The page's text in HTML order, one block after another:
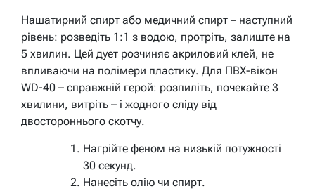
Нашатирний спирт або медичний спирт – наступний
рівень: розведіть 1:1 з водою, протріть, залиште на
5 хвилин. Цей дует розчиняє акриловий клей, не
впливаючи на полімери пластику. Для ПВХ-вікон
WD-40 – справжній герой: розпиліть, почекайте 3
хвилини, витріть – і жодного сліду від
двостороннього скотчу.
Нагрійте феном на низькій потужності
30 секунд.
Нанесіть олію чи спирт.